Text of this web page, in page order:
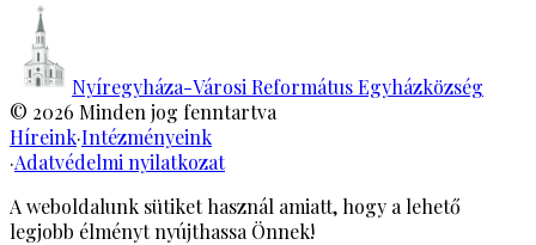
Nyíregyháza-Városi Református Egyházközség
© 2026 Minden jog fenntartva
Híreink·Intézményeink
·Adatvédelmi nyilatkozat
A weboldalunk sütiket használ amiatt, hogy a lehető
legjobb élményt nyújthassa Önnek!